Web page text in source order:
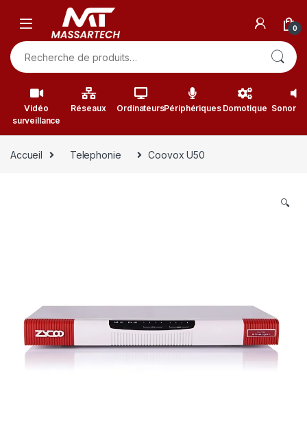
Skip to navigation
0
Recherche pour :
Vidéo
surveillance
Réseaux OrdinateursPériphériques Domotique
Accueil Telephonie Coovox U50
🔍